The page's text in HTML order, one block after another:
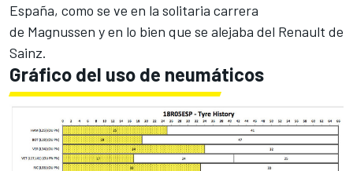
España, como se ve en la solitaria carrera
de Magnussen y en lo bien que se alejaba del Renault de
Sainz.
Gráfico del uso de neumáticos